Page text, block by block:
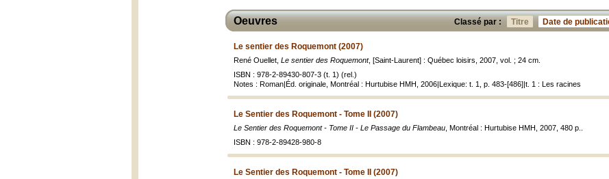
Classé par : Titre Date de
Oeuvres
Le sentier des Roquemont (2007)
René Ouellet, Le sentier des Roquemont, [Saint-Laurent] : Québec loisirs, 2007, vol. ; 24 cm.
ISBN : 978-2-89430-807-3 (t. 1) (rel.)
Notes : Roman|Éd. originale, Montréal : Hurtubise HMH, 2006|Lexique: t. 1, p. 483-[486]|t. 1 : Les racines
Le Sentier des Roquemont - Tome II (2007)
Le Sentier des Roquemont - Tome II - Le Passage du Flambeau , Montréal : Hurtubise HMH, 2007, 480 p..
ISBN : 978-2-89428-980-8
Le Sentier des Roquemont - Tome II (2007)